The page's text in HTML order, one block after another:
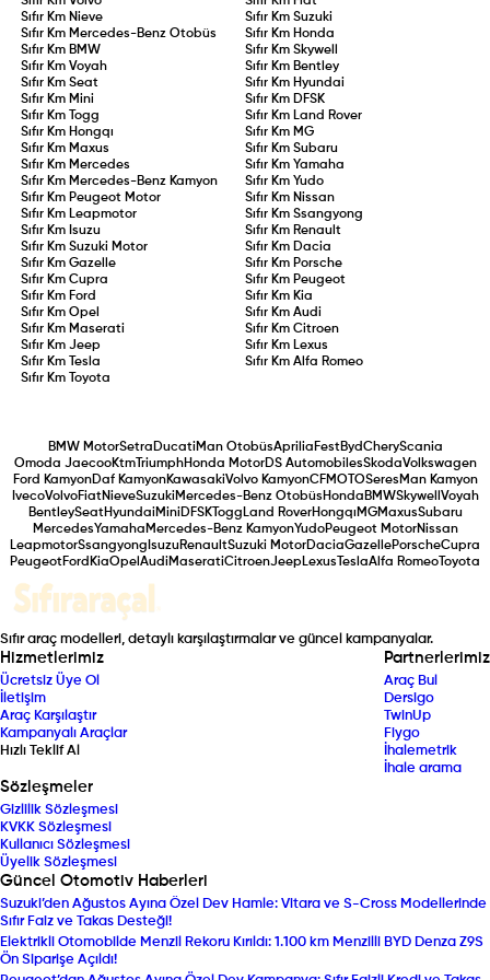
Sıfır Km Nieve Sıfır Km Suzuki
Sıfır Km Mercedes-Benz Otobüs Sıfır Km Honda
Sıfır Km BMW Sıfır Km Skywell
Sıfır KmVoyah Sıfır Km Bentley
Sıfır KmSeat Sıfır Km Hyundai
Sıfır Km Mini Sıfır Km DFSK
Sıfır Km
Togg Sıfır Km Land Rover
Sıfır Km Hongqı Sıfır Km MG
Sıfır Km Maxus Sıfır Km Subaru
Sıfır Km Mercedes Sıfır Km Yamaha
Sıfır Km Mercedes-Benz Kamyon Sıfır Km Yudo
Sıfır Km Peugeot Motor Sıfır Km Nissan
Sıfır Km Leapmotor Sıfır Km Ssangyong
Sıfır Km Isuzu Sıfır Km Renault
Sıfır KmSuzuki Motor Sıfır Km Dacia
Sıfır KmGazelle Sıfır Km Porsche
Sıfır KmCupra Sıfır Km Peugeot
Sıfır Km Ford Sıfır Km Kia
Sıfır KmOpel Sıfır Km Audi
Sıfır Km Maserati Sıfır Km Citroen
Sıfır KmJeep Sıfır Km Lexus
Sıfır Km
Tesla Sıfır Km Alfa Romeo
Sıfır Km
Toyota
BMW MotorSetra Ducati Man OtobüsAprilia FestBydCheryScania
Omoda JaecooKtmTriumphHonda MotorDS AutomobilesSkodaVolkswagen
Ford KamyonDaf KamyonKawasakiVolvo KamyonCFMOTOSeres Man Kamyon
IvecoVolvoFiatNieveSuzuki Mercedes-Benz Otobüs Honda BMWSkywell Voyah
BentleySeatHyundai Mini DFSKTogg Land RoverHongqı MGMaxusSubaru
MercedesYamaha Mercedes-Benz KamyonYudoPeugeot MotorNissan
LeapmotorSsangyong IsuzuRenaultSuzuki MotorDaciaGazellePorscheCupra
PeugeotFord KiaOpel Audi MaseratiCitroenJeep Lexus TeslaAlfa Romeo Toyota
Sıfır araç modelleri, detaylı karşılaştırmalar ve güncel kampanyalar.
Hizmetlerimiz
Ücretsiz Üye Ol
İletişim
Araç Karşılaştır
Kampanyalı Araçlar
Hızlı Teklif Al
Partnerlerimiz
Araç Bul
Dersigo
TwinUp
Fiygo
İhalemetrik
İhale arama
Sözleşmeler
Gizlilik Sözleşmesi
KVKK Sözleşmesi
Kullanıcı Sözleşmesi
Üyelik Sözleşmesi
Güncel Otomotiv Haberleri
Suzuki’den Ağustos Ayına Özel Dev Hamle: Vitara ve S-Cross Modellerinde
Sıfır Faiz ve Takas Desteği!
Elektrikli Otomobilde Menzil Rekoru Kırıldı: 1.100 km Menzilli BYD Denza Z9S
Ön Siparişe Açıldı!